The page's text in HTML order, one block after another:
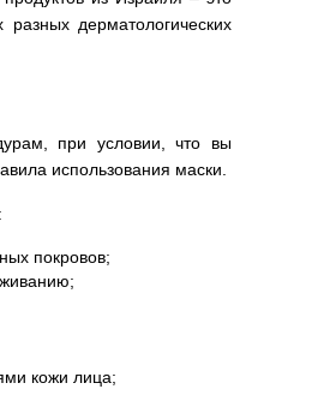
дерматологических
при условии, что вы
использования маски.
покровов;
кожи лица;